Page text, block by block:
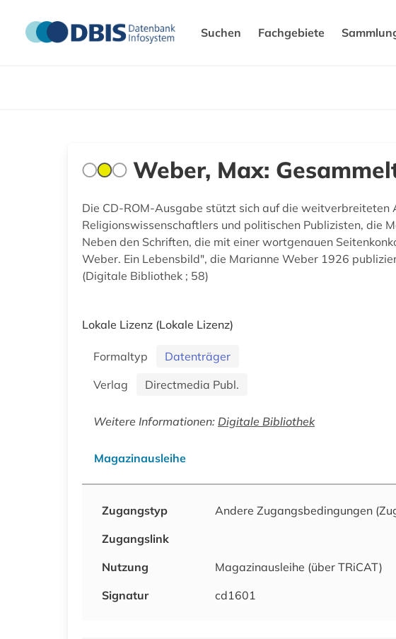
Suchen Fachgebiete
Weber, Max:
Die CD-ROM-Ausgabe stützt sich auf die weitverbreiteten
Religionswissenschaftlers und politischen Publizisten, die
Neben den Schriften, die mit einer wortgenauen
Weber. Ein Lebensbild", die Marianne Weber 1926
(Digitale Bibliothek ; 58)
Lokale Lizenz (Lokale Lizenz)
Formaltyp
Datenträger
Verlag
Directmedia Publ.
Weitere Informationen: Digitale Bibliothek
Magazinausleihe
Zugangstyp Andere Zugangsbedingungen
Zugangslink
Nutzung
Magazinausleihe (über TRiCAT)
Signatur
cd1601